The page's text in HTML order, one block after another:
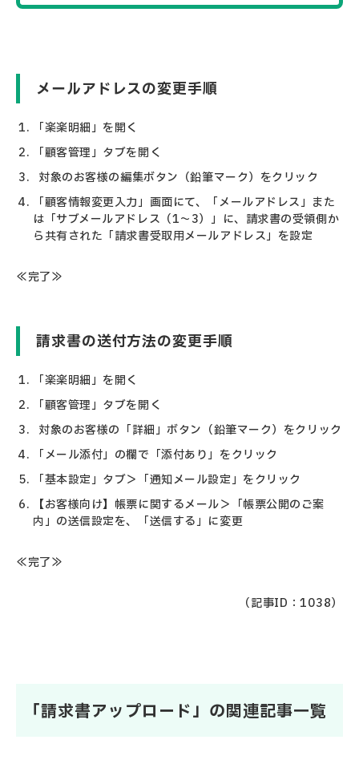
メールアドレスの変更手順
「楽楽明細」を開く
「顧客管理」タブを開く
対象のお客様の編集ボタン（鉛筆マーク）をクリック
「顧客情報変更入力」画面にて、「メールアドレス」また
は「サブメールアドレス（1～3）」に、請求書の受領側か
ら共有された 「請求書受取用メールアドレス」を設定
≪完了≫
請求書の送付方法の変更手順
「楽楽明細」を開く
「顧客管理」タブを開く
対象のお客様の「詳細」ボタン（鉛筆マーク）をクリック
「メール添付」の欄で「添付あり」をクリック
「基本設定」タブ＞ 「通知メール設定」をクリック
【お客様向け】帳票に関するメール＞「帳票公開のご案
内」の送信設定を、「送信する」に変更
≪完了≫
（記事ID：1038）
「請求書アップロード」の関連記事一覧